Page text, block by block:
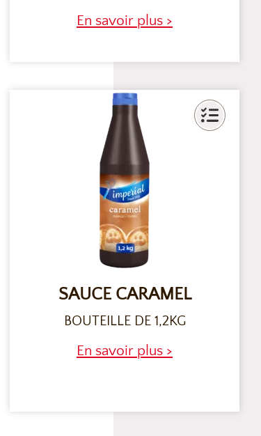
En savoir plus >
SAUCE CARAMEL
BOUTEILLE DE 1,2KG
En savoir plus >